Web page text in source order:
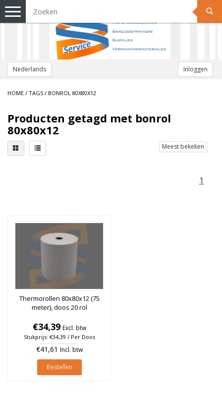
Nederlands Inloggen
Toggle
navigation
HOME / TAGS / BONROL 80X80X12
Producten getagd met bonrol
80x80x12
Meest bekeken
1
Thermorollen 80x80x12 (75
meter), doos 20 rol
€34,39 Excl. btw
Stukprijs: €34,39 / Per Doos
€41,61 Incl. btw
Bestellen